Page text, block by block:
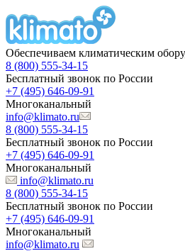
Обеспечиваем климатическим
8 (800) 555-34-15
Бесплатный звонок по России
+7 (495) 646-09-91
Многоканальный
info@klimato.ru
8 (800) 555-34-15
Бесплатный звонок по России
+7 (495) 646-09-91
Многоканальный
info@klimato.ru
8 (800) 555-34-15
Бесплатный звонок по России
+7 (495) 646-09-91
Многоканальный
info@klimato.ru